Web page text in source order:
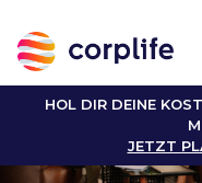
HOL DIR DEINE
JETZT